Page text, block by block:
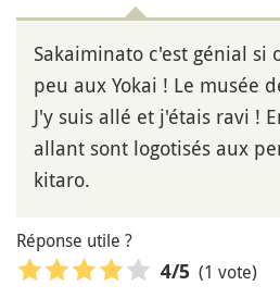
Sakaiminato c'est génial si
peu aux Yokai ! Le musée
J'y suis allé et j'étais ravi !
allant sont logotisés aux
kitaro.
Réponse utile ?
4/5 (1 vote)